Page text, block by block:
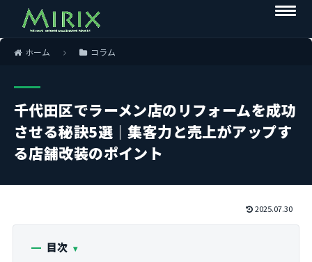
ホーム コラム
千代田区でラーメン店のリフォームを成功
させる秘訣5選｜集客力と売上がアップす
る店舗改装のポイント
2025.07.30
目次